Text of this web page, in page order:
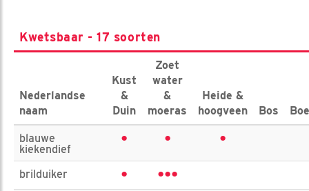
Kwetsbaar - 17 soorten
Nederlandse
naam
Kust
&
Duin
Zoet
water
&
moeras
Heide &
hoogveen
Bos
blauwe
kiekendief
• • •
brilduiker • •••